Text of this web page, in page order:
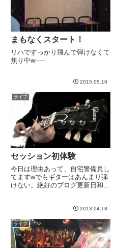
まもなくスタート！
リハですっかり飛んで弾けなくて
焦り中w-----
2015.05.16
ライブ
セッション初体験
今日は理由あって、自宅警備員し
てますwでもギターはあんまり弾
けない。絶好のブログ更新日和で
ッション」の続き。それにしても
凄い場所にあるな、、、この店。
トミーさんが「いかがわしいお
店...
2013.04.18
ライブ